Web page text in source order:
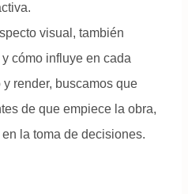
visual, también
cómo influye en cada
render, buscamos que
de que empiece la obra,
la toma de decisiones.